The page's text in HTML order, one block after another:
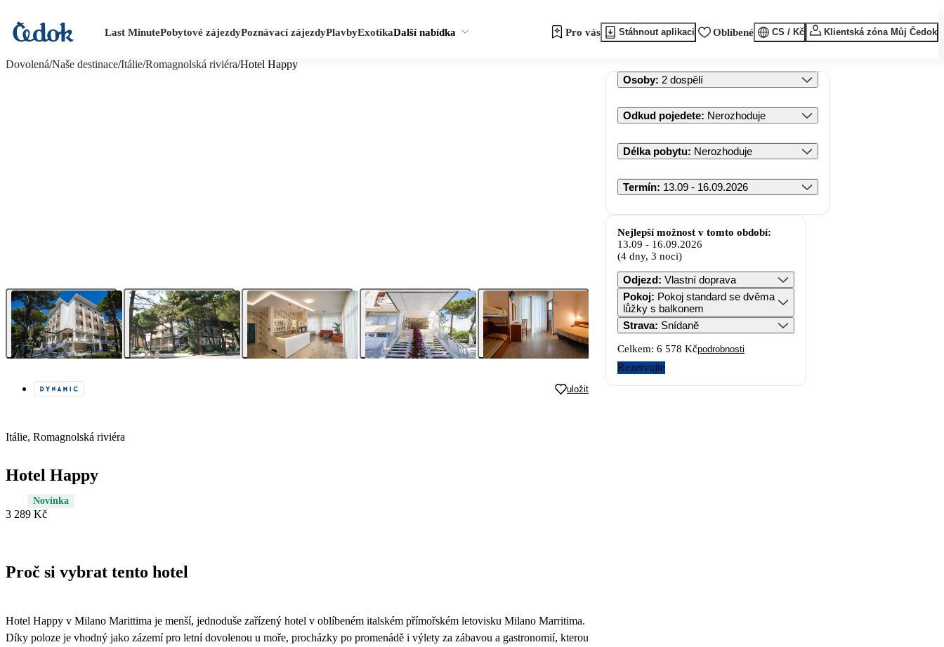
Last MinutePobytové zájezdyPoznávací zájezdyPlavbyExotikaDalší nabídka Pro vás Stáhnout aplikaci Oblíbené CS / Kč Klientská zóna Můj Čedok
Dovolená/Naše destinace/Itálie/Romagnolská riviéra/Hotel Happy
uložit
Itálie, Romagnolská riviéra
Hotel Happy
Novinka
3 289 Kč
Proč si vybrat tento hotel
Hotel Happy v Milano Marittima je menší, jednoduše zařízený hotel v oblíbeném italském přímořském letovisku Milano Marritima.
Díky poloze je vhodný jako zázemí pro letní dovolenou u moře, procházky po promenádě i výlety za zábavou a gastronomií, kterou
Osoby: 2 dospělí
Odkud pojedete: Nerozhoduje
Délka pobytu: Nerozhoduje
Termín: 13.09 - 16.09.2026
Nejlepší možnost v tomto období:
13.09 - 16.09.2026
(4 dny, 3 noci)
Odjezd: Vlastní doprava
Pokoj: Pokoj standard se dvěma
lůžky s balkonem
Strava: Snídaně
Celkem: 6 578 Kčpodrobnosti
Rezervujte